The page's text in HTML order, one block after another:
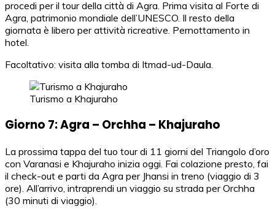
procedi per il tour della città di Agra. Prima visita al Forte di
Agra, patrimonio mondiale dell’UNESCO. Il resto della
giornata è libero per attività ricreative. Pernottamento in
hotel.
Facoltativo: visita alla tomba di Itmad-ud-Daula.
Turismo a Khajuraho
Giorno 7: Agra – Orchha – Khajuraho
La prossima tappa del tuo tour di 11 giorni del Triangolo d’oro
con Varanasi e Khajuraho inizia oggi. Fai colazione presto, fai
il check-out e parti da Agra per Jhansi in treno (viaggio di 3
ore). All’arrivo, intraprendi un viaggio su strada per Orchha
(30 minuti di viaggio).